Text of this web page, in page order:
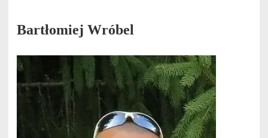
Bartłomiej Wróbel